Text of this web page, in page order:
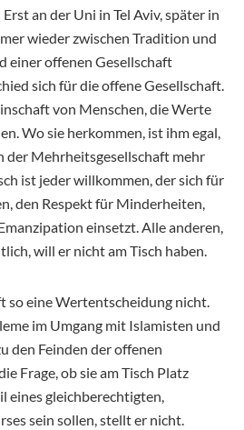
an der Uni in Tel Aviv, später in
wieder zwischen Tradition und
einer offenen Gesellschaft
sich für die offene Gesellschaft.
von Menschen, die Werte
Wo sie herkommen, ist ihm egal,
der Mehrheitsgesellschaft mehr
ist jeder willkommen, der sich für
den Respekt für Minderheiten,
einsetzt. Alle anderen,
will er nicht am Tisch haben.
eine Wertentscheidung nicht.
im Umgang mit Islamisten und
den Feinden der offenen
Frage, ob sie am Tisch Platz
eines gleichberechtigten,
sein sollen, stellt er nicht.